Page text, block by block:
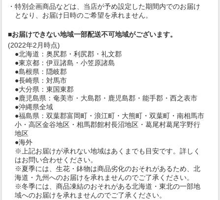
・特別企画商品などは、当店が予め設定した期間内でのお届け
となり、お届け日時のご希望を承れません。
■お届けできない地域一部配送不可地域がございます。
(2022年2月時点)
●北海道：奥尻郡・利尻郡・礼文郡
●東京都：伊豆諸島・小笠原諸島
●島根県：隠岐郡
●長崎県：対馬市
●大分県：東国東郡
●鹿児島県：奄美市・大島郡・鹿児島郡・能手郡・西之表市
●沖縄県全域
●福島県：双葉郡富岡町・浪江町・大熊町・双葉町・南相馬市
小・高区金谷地区・相馬郡館村長沼地区・葛尾村葛尾字野行
地区
●海外
※上記お届けが承れない地域はあくまでも目安です。詳しく
はお問い合わせください。
※夏季には、生花・鉢物は商品劣化のおそれがあるため、北
海道・九州へのお届けを承れませんのでご了承ください。
※冬季には、商品凍結のおそれがある北海道・東北の一部地
域へのお届けを承れませんのでご了承ください。